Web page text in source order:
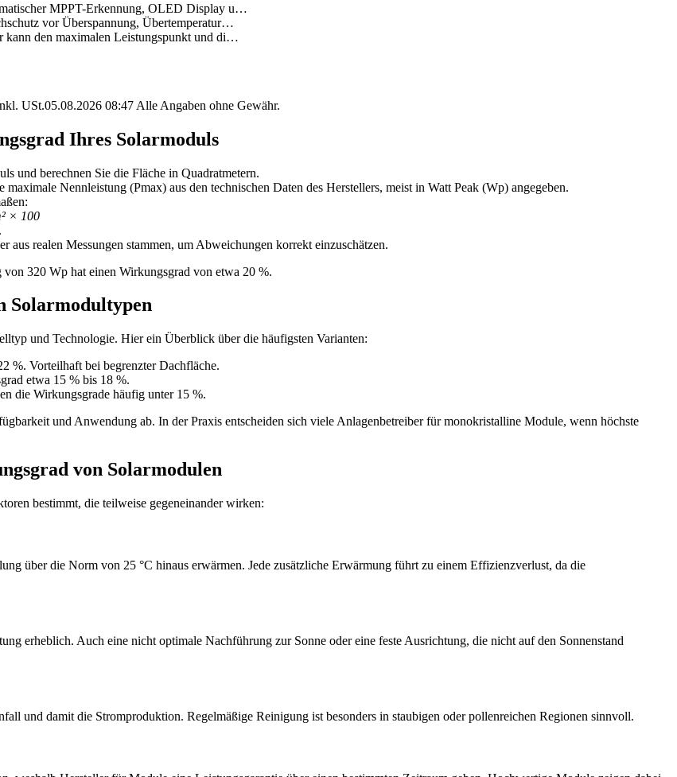
MPPT-Erkennung, OLED Display u…
vor Überspannung, Übertemperatur…
kann den maximalen Leistungspunkt und di…
USt.05.08.2026 08:47 Alle Angaben ohne Gewähr.
Ihres Solarmoduls
und berechnen Sie die Fläche in Quadratmetern.
maximale Nennleistung (Pmax) aus den technischen Daten des Herstellers, meist in Watt Peak (Wp) angegeben.
× 100
aus realen Messungen stammen, um Abweichungen korrekt einzuschätzen.
320 Wp hat einen Wirkungsgrad von etwa 20 %.
Solarmodultypen
und Technologie. Hier ein Überblick über die häufigsten Varianten:
%. Vorteilhaft bei begrenzter Dachfläche.
etwa 15 % bis 18 %.
die Wirkungsgrade häufig unter 15 %.
und Anwendung ab. In der Praxis entscheiden sich viele Anlagenbetreiber für monokristalline Module, wenn höchste
von Solarmodulen
bestimmt, die teilweise gegeneinander wirken:
über die Norm von 25 °C hinaus erwärmen. Jede zusätzliche Erwärmung führt zu einem Effizienzverlust, da die
erheblich. Auch eine nicht optimale Nachführung zur Sonne oder eine feste Ausrichtung, die nicht auf den Sonnenstand
und damit die Stromproduktion. Regelmäßige Reinigung ist besonders in staubigen oder pollenreichen Regionen sinnvoll.